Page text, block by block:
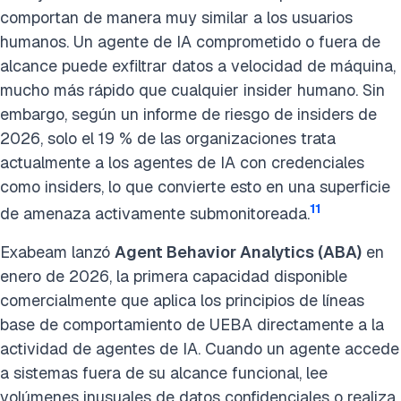
comportan de manera muy similar a los usuarios
humanos. Un agente de IA comprometido o fuera de
alcance puede exfiltrar datos a velocidad de máquina,
mucho más rápido que cualquier insider humano. Sin
embargo, según un informe de riesgo de insiders de
2026, solo el 19 % de las organizaciones trata
actualmente a los agentes de IA con credenciales
como insiders, lo que convierte esto en una superficie
de amenaza activamente submonitoreada.11
Exabeam lanzó Agent Behavior Analytics (ABA) en
enero de 2026, la primera capacidad disponible
comercialmente que aplica los principios de líneas
base de comportamiento de UEBA directamente a la
actividad de agentes de IA. Cuando un agente accede
a sistemas fuera de su alcance funcional, lee